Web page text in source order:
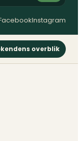
Instagram
overblik